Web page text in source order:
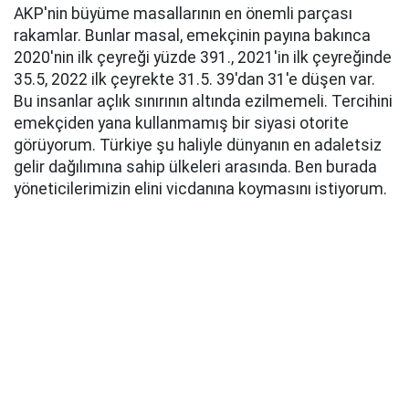
AKP'nin büyüme masallarının en önemli parçası
rakamlar. Bunlar masal, emekçinin payına bakınca
2020'nin ilk çeyreği yüzde 391., 2021'in ilk çeyreğinde
35.5, 2022 ilk çeyrekte 31.5. 39'dan 31'e düşen var.
Bu insanlar açlık sınırının altında ezilmemeli. Tercihini
emekçiden yana kullanmamış bir siyasi otorite
görüyorum. Türkiye şu haliyle dünyanın en adaletsiz
gelir dağılımına sahip ülkeleri arasında. Ben burada
yöneticilerimizin elini vicdanına koymasını istiyorum.